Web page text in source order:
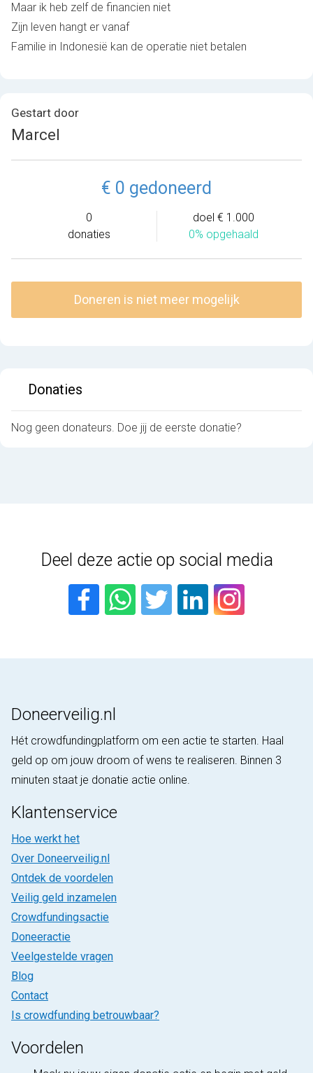
Maar ik heb zelf de financien niet
Zijn leven hangt er vanaf
Familie in Indonesië kan de operatie niet betalen
Gestart door
Marcel
€ 0 gedoneerd
0
donaties
doel € 1.000
0% opgehaald
Doneren is niet meer mogelijk
Donaties
Nog geen donateurs. Doe jij de eerste donatie?
Deel deze actie op social media
Doneerveilig.nl
Hét crowdfundingplatform om een actie te starten. Haal
geld op om jouw droom of wens te realiseren. Binnen 3
minuten staat je donatie actie online.
Klantenservice
Hoe werkt het
Over Doneerveilig.nl
Ontdek de voordelen
Veilig geld inzamelen
Crowdfundingsactie
Doneeractie
Veelgestelde vragen
Blog
Contact
Is crowdfunding betrouwbaar?
Voordelen